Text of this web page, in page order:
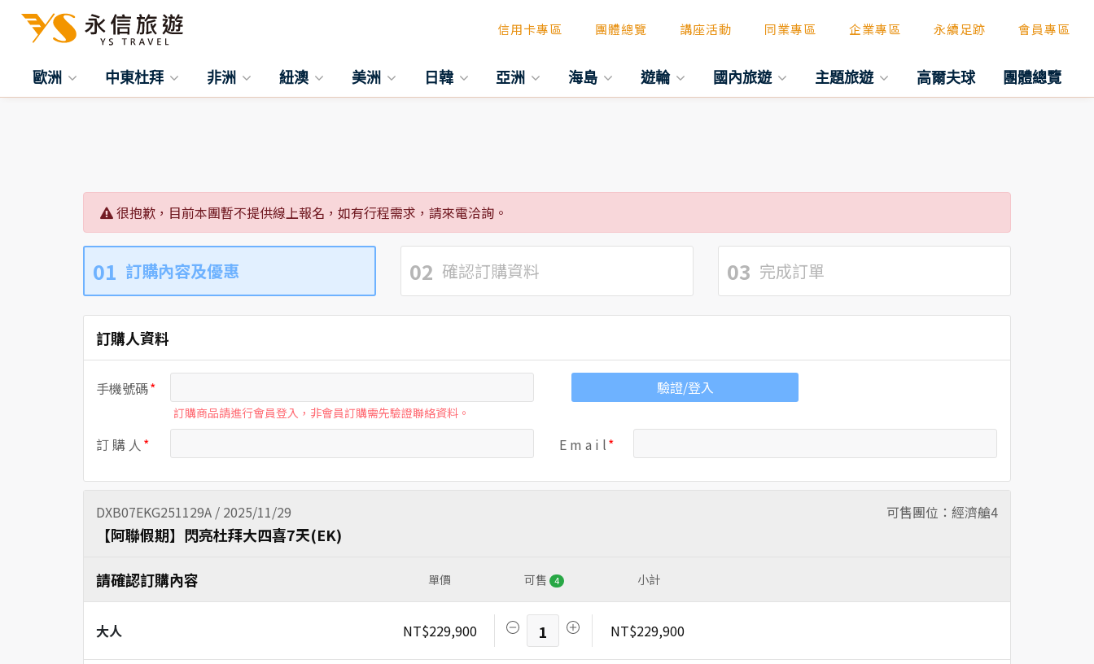
信用卡專區 團體總覽 講座活動 同業專區 企業專區 永續足跡 會員專區
歐洲 中東杜拜 非洲 紐澳 美洲 日韓 亞洲 海島 遊輪 國內旅遊 主題旅遊 高爾夫球 團體總覽
很抱歉，目前本團暫不提供線上報名，如有行程需求，請來電洽詢。
01 訂購內容及優惠 02 確認訂購資料 03 完成訂單
訂購人資料
手機號碼
訂購商品請進行會員登入，非會員訂購需先驗證聯絡資料。
驗證/登入
訂 購 人 E m a i l
DXB07EKG251129A / 2025/11/29 可售團位：經濟艙4
【阿聯假期】閃亮杜拜大四喜7天(EK)
請確認訂購內容 單價 可售 4 小計
大人 NT$229,900 1 NT$229,900